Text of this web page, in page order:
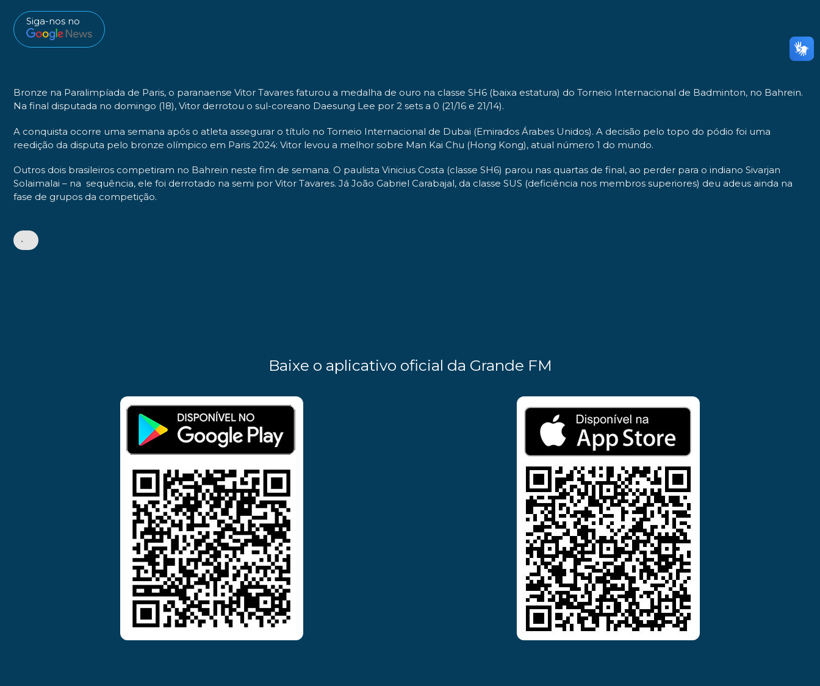
Siga-nos no
Bronze na Paralimpíada de Paris, o paranaense Vitor Tavares faturou a medalha de ouro na classe SH6 (baixa estatura) do Torneio Internacional de Badminton, no Bahrein.
Na final disputada no domingo (18), Vitor derrotou o sul-coreano Daesung Lee por 2 sets a 0 (21/16 e 21/14).
A conquista ocorre uma semana após o atleta assegurar o título no Torneio Internacional de Dubai (Emirados Árabes Unidos). A decisão pelo topo do pódio foi uma
reedição da disputa pelo bronze olímpico em Paris 2024: Vitor levou a melhor sobre Man Kai Chu (Hong Kong), atual número 1 do mundo.
Outros dois brasileiros competiram no Bahrein neste fim de semana. O paulista Vinicius Costa (classe SH6) parou nas quartas de final, ao perder para o indiano Sivarjan
Solaimalai – na sequência, ele foi derrotado na semi por Vitor Tavares. Já João Gabriel Carabajal, da classe SUS (deficiência nos membros superiores) deu adeus ainda na
fase de grupos da competição.
•
Baixe o aplicativo oficial da Grande FM